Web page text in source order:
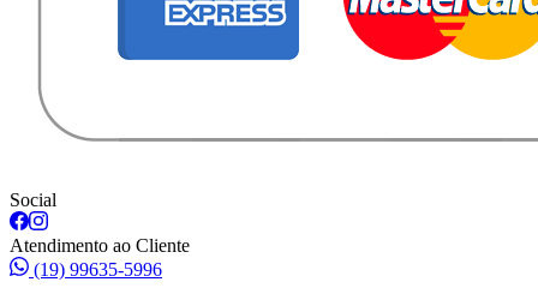
Social
Atendimento ao Cliente
(19) 99635-5996